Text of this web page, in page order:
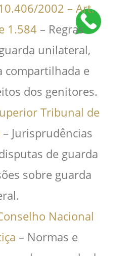
2002 – Art.
1.584 – Regras
unilateral,
compartilhada e
dos genitores.
Tribunal de
– Jurisprudências
de guarda
sobre guarda
Nacional
– Normas e